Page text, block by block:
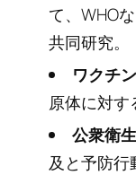
て、WHO
共同研究。
ワクチ
原体に対す
公衆衛
及と予防行